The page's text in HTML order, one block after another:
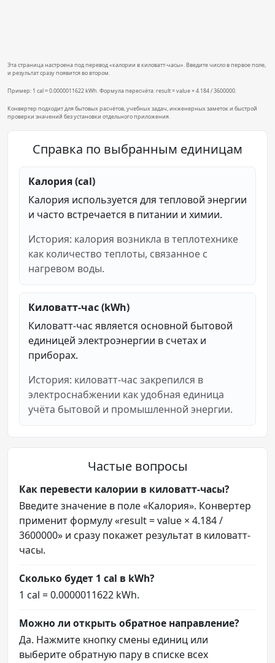
Эта страница настроена под перевод «калории в киловатт-часы». Введите число в первое поле,
и результат сразу появится во втором.
Пример: 1 cal = 0.0000011622 kWh. Формула пересчёта: result = value × 4.184 / 3600000.
Конвертер подходит для бытовых расчётов, учебных задач, инженерных заметок и быстрой
проверки значений без установки отдельного приложения.
Справка по выбранным единицам
Калория (cal)
Калория используется для тепловой энергии
и часто встречается в питании и химии.
История: калория возникла в теплотехнике
как количество теплоты, связанное с
нагревом воды.
Киловатт-час (kWh)
Киловатт-час является основной бытовой
единицей электроэнергии в счетах и
приборах.
История: киловатт-час закрепился в
электроснабжении как удобная единица
учёта бытовой и промышленной энергии.
Частые вопросы
Как перевести калории в киловатт-часы?
Введите значение в поле «Калория». Конвертер
применит формулу «result = value × 4.184 /
3600000» и сразу покажет результат в киловатт-
часы.
Сколько будет 1 cal в kWh?
1 cal = 0.0000011622 kWh.
Можно ли открыть обратное направление?
Да. Нажмите кнопку смены единиц или
выберите обратную пару в списке всех